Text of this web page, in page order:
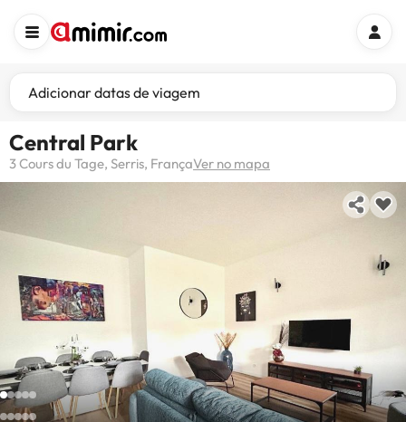
Adicionar datas de viagem
Central Park
3 Cours du Tage, Serris, FrançaVer no mapa